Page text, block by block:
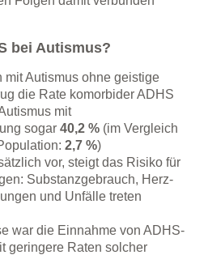
bei Autismus?
mit Autismus ohne geistige
die Rate komorbider ADHS
mit
sogar 40,2 % (im Vergleich
2,7 %)
vor, steigt das Risiko für
Substanz­gebrauch, Herz-
und Unfälle treten
war die Einnahme von ADHS-
geringere Raten solcher